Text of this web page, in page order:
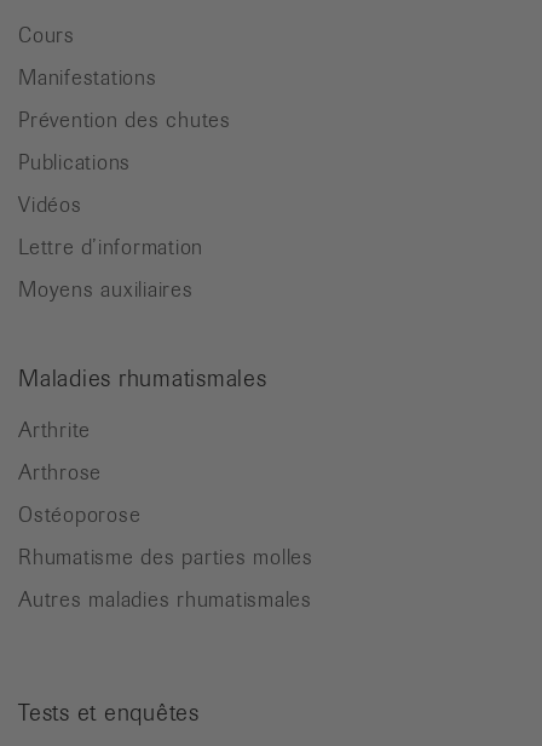
Cours
Manifestations
Prévention des chutes
Publications
Vidéos
Lettre d’information
Moyens auxiliaires
Maladies rhumatismales
Arthrite
Arthrose
Ostéoporose
Rhumatisme des parties molles
Autres maladies rhumatismales
Tests et enquêtes